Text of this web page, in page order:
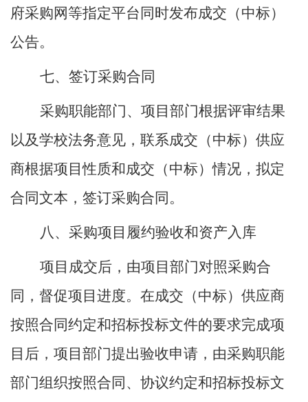
府采购网等指定平台同时发布成交（中标）
公告。
七、签订采购合同
采购职能部门、项目部门根据评审结果
以及学校法务意见，联系成交（中标）供应
商根据项目性质和成交（中标）情况，拟定
合同文本，签订采购合同。
八、采购项目履约验收和资产入库
项目成交后，由项目部门对照采购合
同，督促项目进度。在成交（中标） 供应商
按照合同约定和招标投标文件的要求完成项
目后，项目部门提出验收申请，由采购职能
部门组织按照合同、协议约定和招标投标文